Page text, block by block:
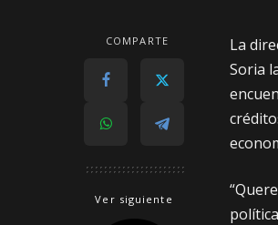
COMPARTE
Ver siguiente
La
Soria